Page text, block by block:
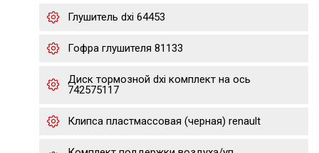
Глушитель dxi 64453
Гофра глушителя 81133
Диск тормозной dxi комплект на ось
742575117
Клипса пластмассовая (черная) renault